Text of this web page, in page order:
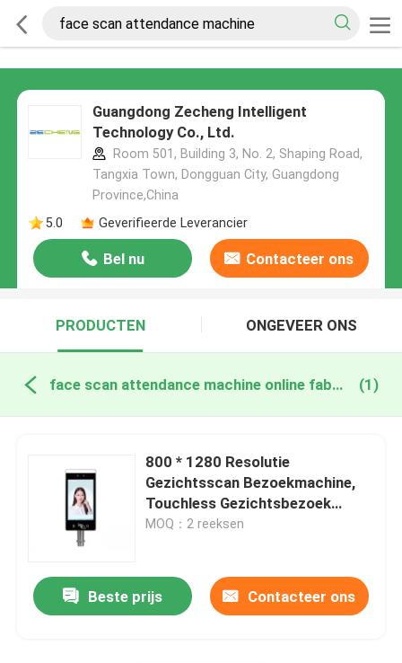
Guangdong Zecheng Intelligent
Technology Co., Ltd.
Room 501, Building 3, No. 2, Shaping Road,
Tangxia Town, Dongguan City, Guangdong
Province,China
5.0
Geverifieerde Leverancier
Bel nu Contacteer ons
PRODUCTEN ONGEVEER ONS
face scan attendance machine online fabricage (1)
800 * 1280 Resolutie
Gezichtsscan Bezoekmachine,
Touchless Gezichtsbezoek
Systeem
MOQ：2 reeksen
Beste prijs Contacteer ons